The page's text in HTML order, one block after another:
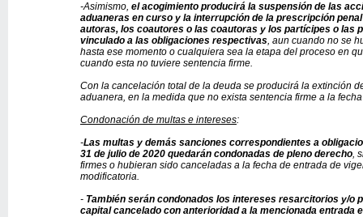
-Asimismo, el acogimiento producirá la suspensión de las
aduaneras en curso y la interrupción de la prescripción
autoras, los coautores o las coautoras y los partícipes o las
vinculado a las obligaciones respectivas, aun cuando no se
hasta ese momento o cualquiera sea la etapa del proceso en
cuando esta no tuviere sentencia firme.
Con la cancelación total de la deuda se producirá la extinción
aduanera, en la medida que no exista sentencia firme a la
Condonación de multas e intereses:
-Las multas y demás sanciones correspondientes a
31 de julio de 2020 quedarán condonadas de pleno derecho,
firmes o hubieran sido canceladas a la fecha de entrada de
modificatoria.
- También serán condonados los intereses resarcitorios y/o
capital cancelado con anterioridad a la mencionada entrada